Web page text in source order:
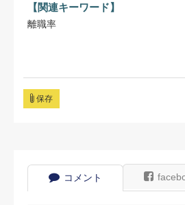
【関連キーワード】
離職率
保存
コメント